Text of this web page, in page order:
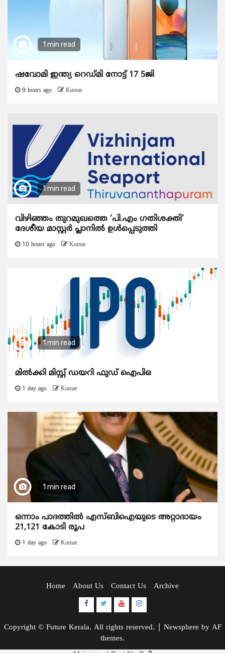
1 min read
ഷവോമി ഇന്ത്യ റെഡ്മി നോട്ട് 17 5ജി
9 hours ago Kumar
1 min read
വിഴിഞ്ഞം തുറമുഖത്തെ ‘പി.എം ഗതിശക്തി’
ദേശീയ മാസ്റ്റർ പ്ലാനിൽ ഉൾപ്പെടുത്തി
10 hours ago Kumar
1 min read
മിൽക്കി മിസ്റ്റ് ഡയറി ഫുഡ് ഐപിഒ
1 day ago Kumar
1 min read
ഒന്നാം പാദത്തിൽ എസ്ബിഐയുടെ അറ്റാദായം
21,121 കോടി രൂപ
1 day ago Kumar
Home About Us Contact Us Archive
Facebook
TwitterYoutubeInstagram
Copyright © Future Kerala. All rights reserved. Newsphere by AF
themes.